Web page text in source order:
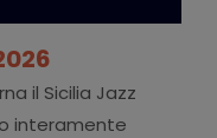
il Sicilia Jazz
interamente